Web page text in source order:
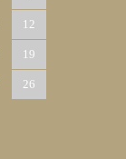
12
19
26